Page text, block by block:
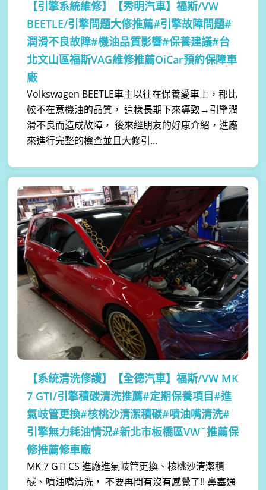
【引擎系統維修】
【秀明汽車】福斯/VW
BEETLE/引擎問題大修推薦#引擎故障問題#
潤滑不良故障#機油品質影響#保養建議#台
北文山區福斯VAG維修推薦OiCar預約保障車
廠
Volkswagen BEETLE車主以往在保養愛車上，都比
較不在意機油的品質， 這樣長期下來導致→引擎潤
滑不良而造成故障， 後來經朋友的好康介紹，進廠
來進行完整的檢查並且大修引...
【系統清洗修護】
【全德汽車】福斯/VW MK
7 GTI/引擎積碳清洗推薦#定期保養項目#進
氣岐管更換#核桃沙清潔積碳#噴油嘴清洗#
引擎無力耗油情況#新北市板橋區VWˇ推薦保
修推薦修車廠
MK 7 GTI CS 進廠進氣岐管更換、核桃沙清潔積
碳、噴油嘴清洗， 不要再問有沒有感覺了!! 鼻塞通